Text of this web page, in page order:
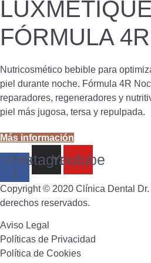
LUXMETIQUE
FÓRMULA
Nutricosmético bebible para
piel durante noche. Fórmula 4R
reparadores, regeneradores y
piel más jugosa, tersa y repulpada.
Más información
f
Instagram
Youtube
Copyright © 2020 Clínica Dental
derechos reservados.
Aviso Legal
Políticas de Privacidad
Política de Cookies